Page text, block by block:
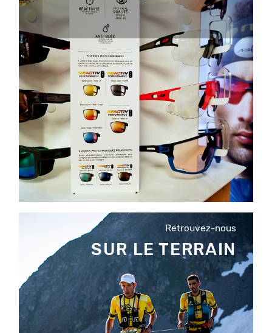
Retrouvez-nous
SUR LE TERRAIN